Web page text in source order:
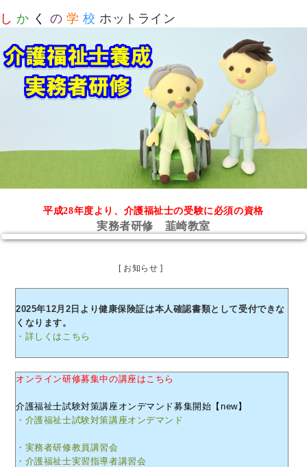
し か く の 学 校 ホットライン
平成28年度より、介護福祉士の受験に必須の資格
実務者研修 韮崎教室
[ お知らせ ]
2025年12月2日より健康保険証は本人確認書類として受付できな
くなります。
・詳しくはこちら
オンライン研修募集中の講座はこちら
介護福祉士試験対策講座オンデマンド募集開始【new】
・介護福祉士試験対策講座オンデマンド
・実務者研修教員講習会
・介護福祉士実習指導者講習会